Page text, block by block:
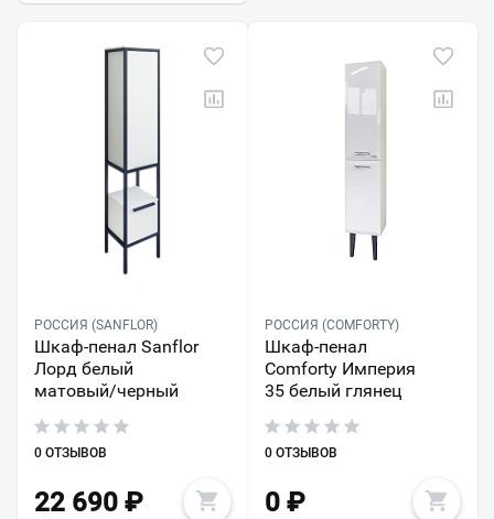
РОССИЯ (SANFLOR)
Шкаф-пенал Sanflor
Лорд белый
матовый/черный
0 ОТЗЫВОВ
22 690 ₽
РОССИЯ (COMFORTY)
Шкаф-пенал
Comforty Империя
35 белый глянец
0 ОТЗЫВОВ
0₽